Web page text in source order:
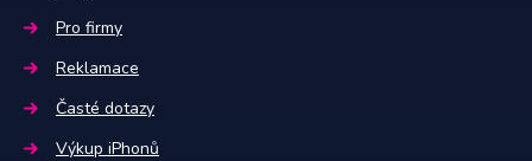
Pro firmy
Reklamace
Časté dotazy
Výkup iPhonů